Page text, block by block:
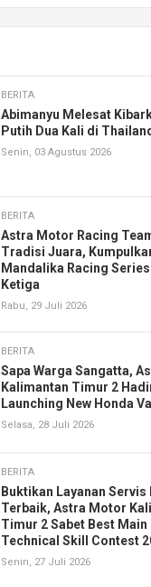
BERITA
Abimanyu Melesat
Putih Dua Kali di Thailand
Senin, 03 Agustus 2026
BERITA
Astra Motor Racing
Tradisi Juara,
Mandalika Racing
Ketiga
Rabu, 29 Juli 2026
BERITA
Sapa Warga Sangatta,
Kalimantan Timur 2
Launching New Honda
Selasa, 28 Juli 2026
BERITA
Buktikan Layanan
Terbaik, Astra Motor
Timur 2 Sabet Best Main
Technical Skill Contest
Senin, 27 Juli 2026